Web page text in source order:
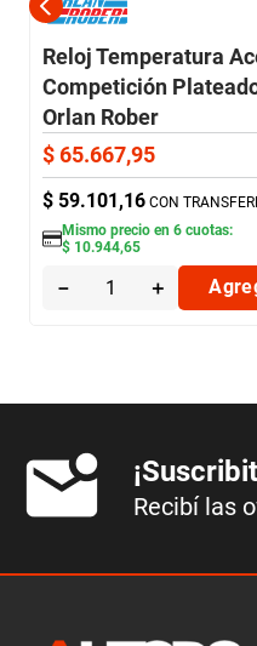
Reloj Temperatura
Competición
Orlan Rober
$65.667,95
$ 59.101,16 CON
Mismo precio en 6cuotas:
$ 10.944,65
＋
－
Recibí las